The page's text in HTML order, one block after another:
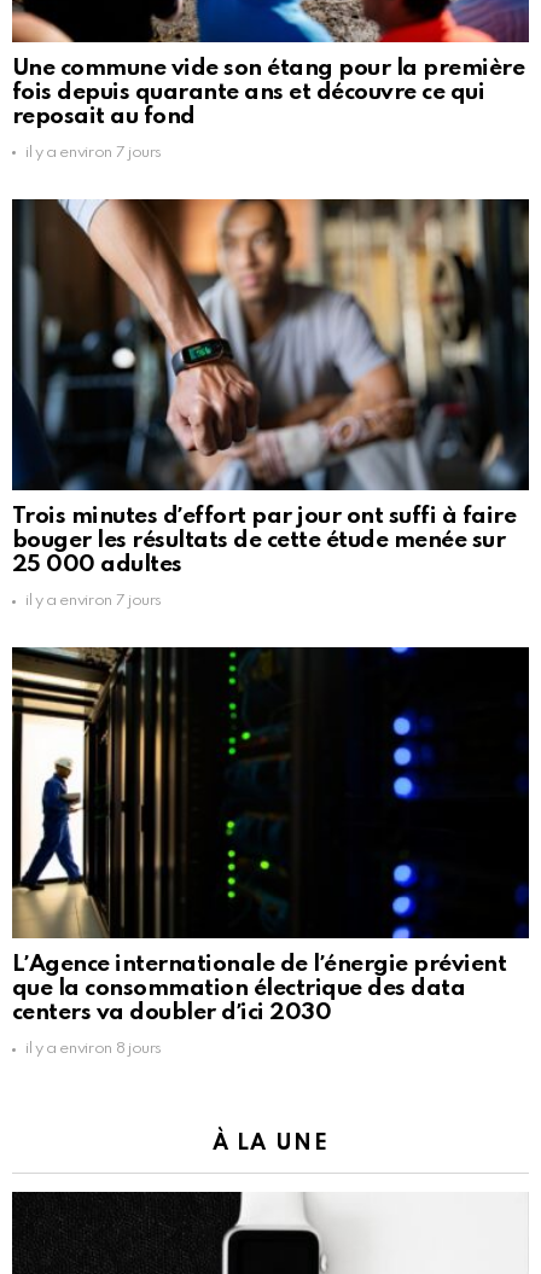
Une commune vide son étang pour la première
fois depuis quarante ans et découvre ce qui
reposait au fond
il y a environ 7 jours
Trois minutes dʼeffort par jour ont suffi à faire
bouger les résultats de cette étude menée sur
25 000 adultes
il y a environ 7 jours
LʼAgence internationale de lʼénergie prévient
que la consommation électrique des data
centers va doubler dʼici 2030
il y a environ 8 jours
À LA UNE